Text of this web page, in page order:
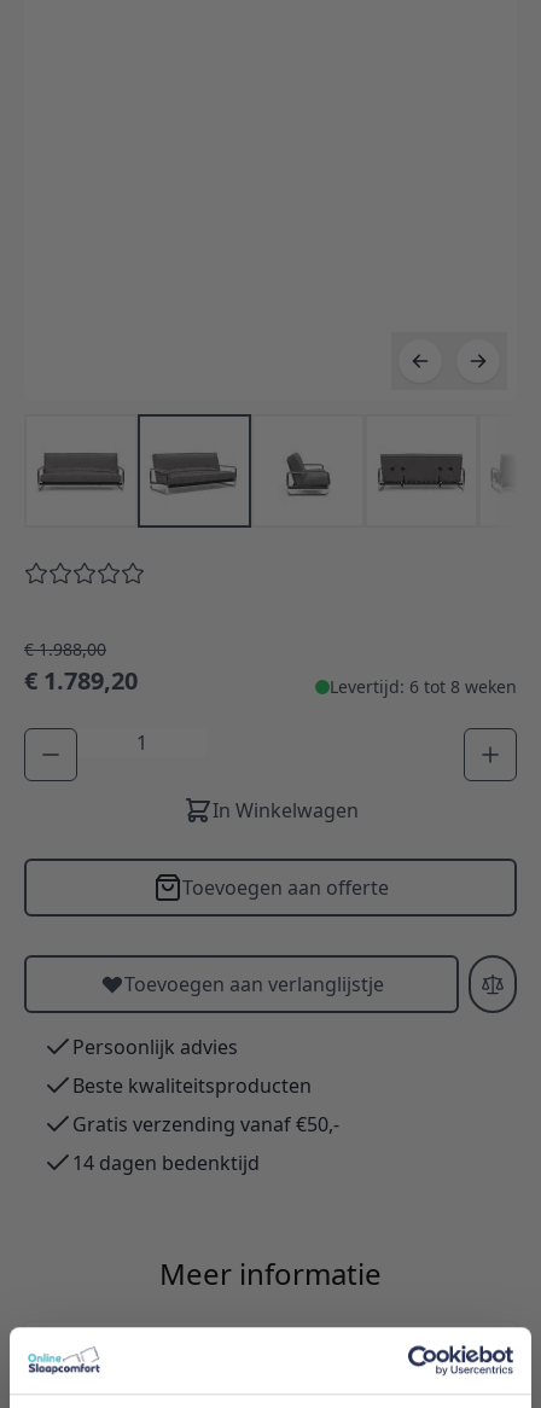
€ 1.988,00
€ 1.789,20 Levertijd: 6 tot 8 weken
Aantal
In Winkelwagen
Toevoegen aan offerte
Toevoegen aan verlanglijstje
Persoonlijk advies
Beste kwaliteitsproducten
Gratis verzending vanaf €50,-
14 dagen bedenktijd
Meer informatie
Merk
Innovation Living